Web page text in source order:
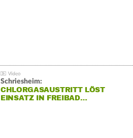
Schriesheim:
CHLORGASAUSTRITT LÖST
EINSATZ IN FREIBAD…